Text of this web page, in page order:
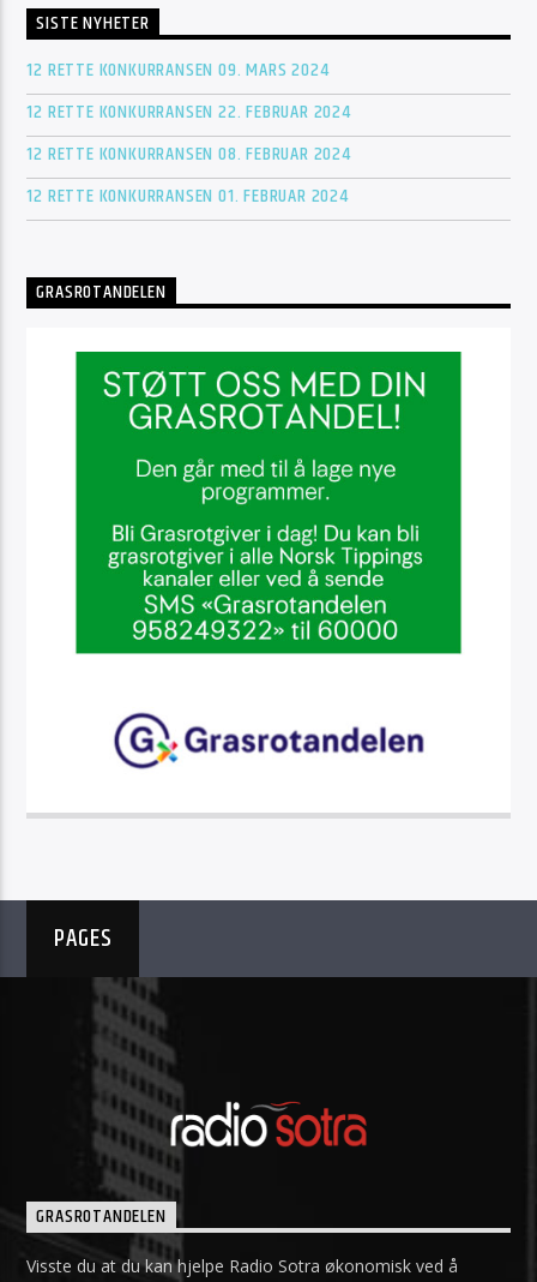
SISTE NYHETER
12 RETTE KONKURRANSEN 09. MARS 2024
12 RETTE KONKURRANSEN 22. FEBRUAR 2024
12 RETTE KONKURRANSEN 08. FEBRUAR 2024
12 RETTE KONKURRANSEN 01. FEBRUAR 2024
GRASROTANDELEN
PAGES
GRASROTANDELEN
Visste du at du kan hjelpe Radio Sotra økonomisk ved å